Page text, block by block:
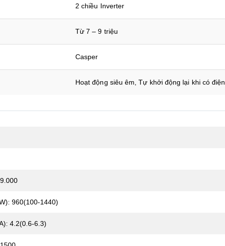
2 chiều Inverter
Từ 7 – 9 triệu
Casper
Hoạt động siêu êm, Tự khởi động lại khi có điện
960(100-1440)
4.2(0.6-6.3)